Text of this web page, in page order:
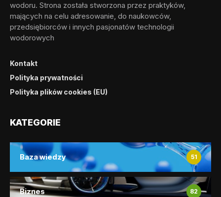
wodoru. Strona została stworzona przez praktyków,
mających na celu adresowanie, do naukowców,
przedsiębiorców i innych pasjonatów technologii
wodorowych
Kontakt
Polityka prywatności
Polityka plików cookies (EU)
KATEGORIE
Baza wiedzy 51
Biznes 82